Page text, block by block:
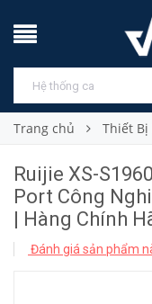
Trang chủ Thiết Bị
Ruijie XS-
Port Công
| Hàng Chính
Đánh giá sản phẩm